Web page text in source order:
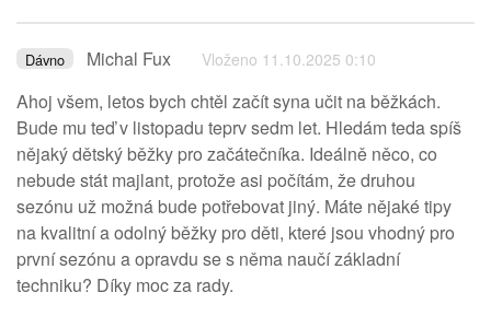
Dávno Michal Fux Vloženo 11.10.2025 0:10
Ahoj všem, letos bych chtěl začít syna učit na běžkách.
Bude mu teď v listopadu teprv sedm let. Hledám teda spíš
nějaký dětský běžky pro začátečníka. Ideálně něco, co
nebude stát majlant, protože asi počítám, že druhou
sezónu už možná bude potřebovat jiný. Máte nějaké tipy
na kvalitní a odolný běžky pro děti, které jsou vhodný pro
první sezónu a opravdu se s něma naučí základní
techniku? Díky moc za rady.